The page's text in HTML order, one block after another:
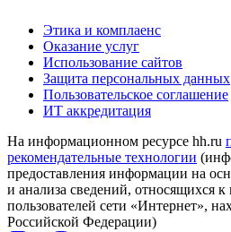
Этика и комплаенс
Оказание услуг
Использование сайтов
Защита персональных данных
Пользовательское соглашение
ИТ аккредитация
На информационном ресурсе hh.ru
рекомендательные технологии
предоставления информации на
и анализа сведений, относящихся
пользователей сети «Интернет»,
Российской Федерации)